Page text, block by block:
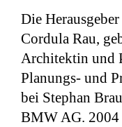
Die Herausgeber
Cordula Rau,
Architektin und
Planungs- und
bei Stephan
BMW AG.